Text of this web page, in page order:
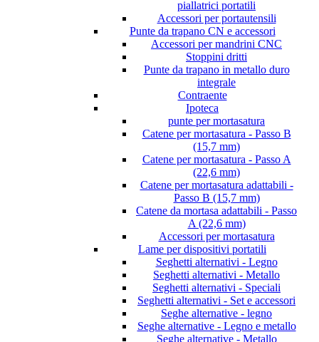
piallatrici portatili
Accessori per portautensili
Punte da trapano CN e accessori
Accessori per mandrini CNC
Stoppini dritti
Punte da trapano in metallo duro
integrale
Contraente
Ipoteca
punte per mortasatura
Catene per mortasatura - Passo B
(15,7 mm)
Catene per mortasatura - Passo A
(22,6 mm)
Catene per mortasatura adattabili -
Passo B (15,7 mm)
Catene da mortasa adattabili - Passo
A (22,6 mm)
Accessori per mortasatura
Lame per dispositivi portatili
Seghetti alternativi - Legno
Seghetti alternativi - Metallo
Seghetti alternativi - Speciali
Seghetti alternativi - Set e accessori
Seghe alternative - legno
Seghe alternative - Legno e metallo
Seghe alternative - Metallo